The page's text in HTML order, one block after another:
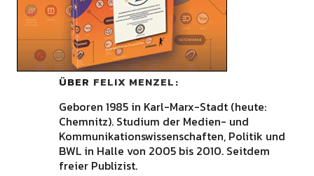
ÜBER FELIX MENZEL
Geboren 1985 in Karl-Marx-Stadt (heute:
Chemnitz). Studium der Medien- und
Kommunikationswissenschaften, Politik und
BWL in Halle von 2005 bis 2010. Seitdem
freier Publizist.